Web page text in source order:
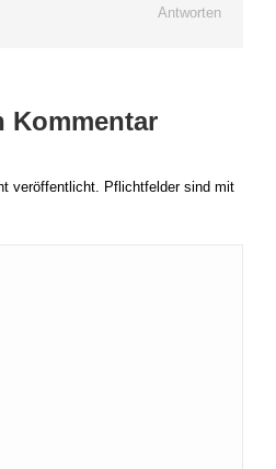
Antworten
Kommentar
veröffentlicht. Pflichtfelder sind mit